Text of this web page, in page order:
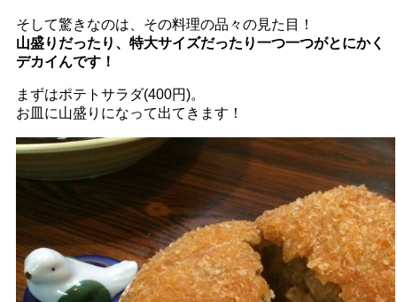
そして驚きなのは、その料理の品々の見た目！
山盛りだったり、特大サイズだったり一つ一つがとにかく
デカイんです！
まずはポテトサラダ(400円)。
お皿に山盛りになって出てきます！